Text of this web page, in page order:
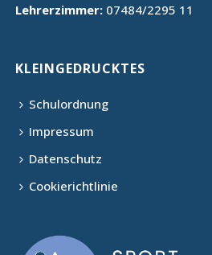
Lehrerzimmer: 07484/2295 11
KLEINGEDRUCKTES
Schulordnung
Impressum
Datenschutz
Cookierichtlinie